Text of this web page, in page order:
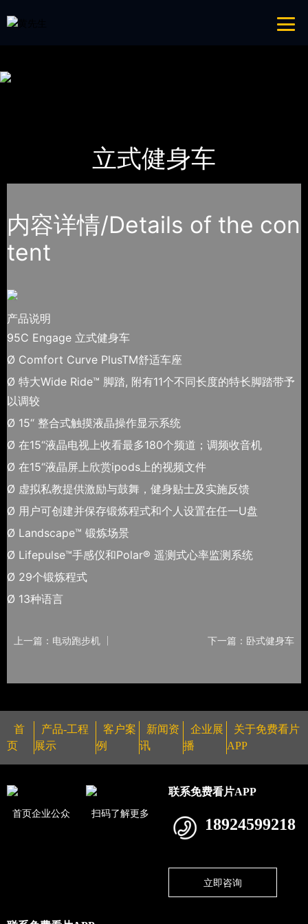
网站地图
立式健身车
内容详情/Details of the con
tent
产品说明
95C Engage 立式健身车
Ø Comfort Curve PlusTM舒适车座
Ø 特大Wide Ride™ 脚踏, 附有11个不同长度的特长脚踏带予
以调较
Ø 15“ 整合式触摸液晶操作显示系统
Ø 在15“液晶电视上收看最多180个频道；调频收音机
Ø 在15“液晶屏上欣赏ipods上的视频文件
Ø 虚拟私教提供激励与鼓舞，健身贴士及实施反馈
Ø 用户可创建并保存锻炼程式和个人设置在任一U盘
Ø Landscape™ 锻炼场景
Ø Lifepulse™手感仪和Polar® 遥测式心率监测系统
Ø 29个锻炼程式
Ø 13种语言
上一篇：电动跑步机 下一篇：卧式健身车
首
页
产品-工程
展示
客户案
例
新闻资
讯
企业展
播
关于免费看片
APP
首页企业公众 扫码了解更多
联系免费看片APP
18924599218
立即咨询